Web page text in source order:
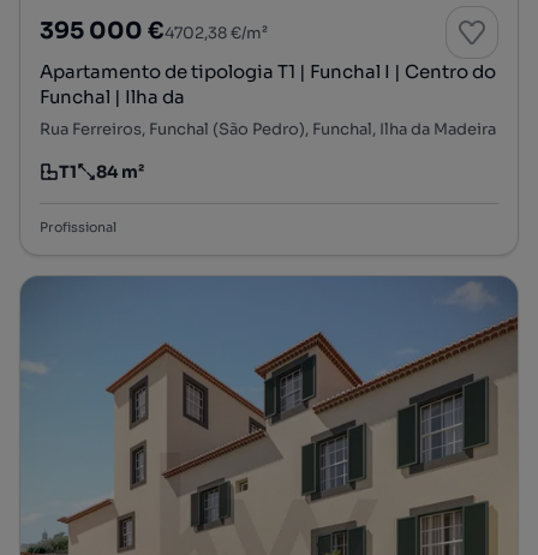
395 000 €4702,38 €/m²
Apartamento de tipologia T1 | Funchal I | Centro do
Funchal | Ilha da
Rua Ferreiros, Funchal (São Pedro), Funchal, Ilha da Madeira
Tipologia
T1
Preço por metro quadrado
84 m²
Profissional